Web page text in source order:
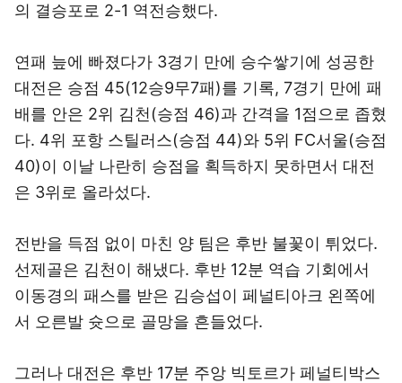
의 결승포로 2-1 역전승했다.
연패 늪에 빠졌다가 3경기 만에 승수쌓기에 성공한
대전은 승점 45(12승9무7패)를 기록, 7경기 만에 패
배를 안은 2위 김천(승점 46)과 간격을 1점으로 좁혔
다. 4위 포항 스틸러스(승점 44)와 5위 FC서울(승점
40)이 이날 나란히 승점을 획득하지 못하면서 대전
은 3위로 올라섰다.
전반을 득점 없이 마친 양 팀은 후반 불꽃이 튀었다.
선제골은 김천이 해냈다. 후반 12분 역습 기회에서
이동경의 패스를 받은 김승섭이 페널티아크 왼쪽에
서 오른발 슛으로 골망을 흔들었다.
그러나 대전은 후반 17분 주앙 빅토르가 페널티박스